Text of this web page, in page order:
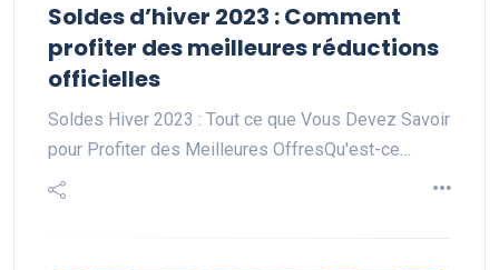
Soldes d’hiver 2023 : Comment
profiter des meilleures réductions
officielles
Soldes Hiver 2023 : Tout ce que Vous Devez Savoir
pour Profiter des Meilleures OffresQu'est-ce…